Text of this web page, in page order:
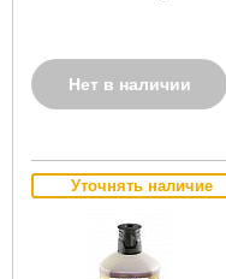
Нет в наличии
Уточнять наличие